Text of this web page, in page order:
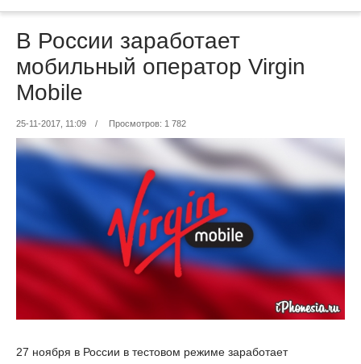
В России заработает
мобильный оператор Virgin
Mobile
25-11-2017, 11:09 / Просмотров: 1 782
27 ноября в России в тестовом режиме заработает